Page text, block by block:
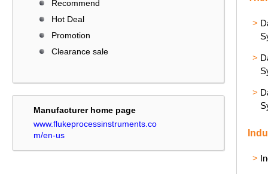
Recommend
Hot Deal
Promotion
Clearance sale
Manufacturer home page
www.flukeprocessinstruments.co
m/en-us
>
>
>
>